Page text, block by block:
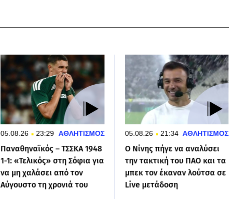
05.08.26 23:29 ΑΘΛΗΤΙΣΜΟΣ
Παναθηναϊκός – ΤΣΣΚΑ 1948
1-1: «Τελικός» στη Σόφια για
να μη χαλάσει από τον
Αύγουστο τη χρονιά του
05.08.26 21:34 ΑΘΛΗΤΙΣΜΟΣ
Ο Νίνης πήγε να αναλύσει
την τακτική του ΠΑΟ και τα
μπεκ τον έκαναν λούτσα σε
Live μετάδοση